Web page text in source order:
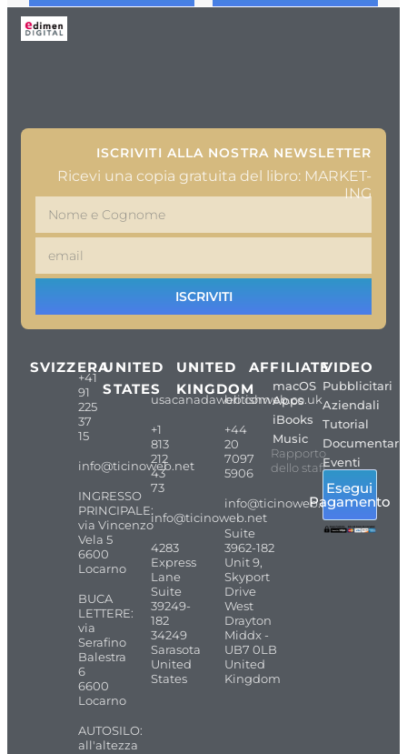
ISCRIVITI ALLA NOSTRA NEWSLETTER
Ricevi una copia gratuita del libro: MARKET-
ING
ISCRIVITI
SVIZZERA
+41
91
225
37
15
info@ticinoweb.net
INGRESSO
PRINCIPALE:
via Vincenzo
Vela 5
6600
Locarno
BUCA
LETTERE:
via
Serafino
Balestra
6
6600
Locarno
AUTOSILO:
all'altezza
UNITED
STATES
usacanadaweb.com
+1
813
212
43
73
info@ticinoweb.net
4283
Express
Lane
Suite
39249-
182
34249
Sarasota
United
States
UNITED
KINGDOM
britishweb.co.uk
+44
20
7097
5906
info@ticinoweb.net
Suite
3962-182
Unit 9,
Skyport
Drive
West
Drayton
Middx -
UB7 0LB
United
Kingdom
AFFILIATE
macOS
Apps
iBooks
Music
Rapporto
dello staff
VIDEO
Pubblicitari
Aziendali
Tutorial
Documentari
Eventi
Esegui
Pagamento